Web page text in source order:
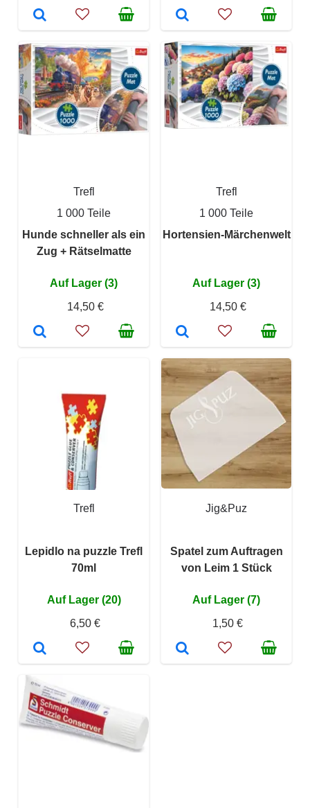
Trefl
1 000 Teile
Hunde schneller als ein
Zug + Rätselmatte
Auf Lager (3)
14,50 €
Trefl
1 000 Teile
Hortensien-Märchenwelt
Auf Lager (3)
14,50 €
Trefl
Lepidlo na puzzle Trefl
70ml
Auf Lager (20)
6,50 €
Jig&Puz
Spatel zum Auftragen
von Leim 1 Stück
Auf Lager (7)
1,50 €